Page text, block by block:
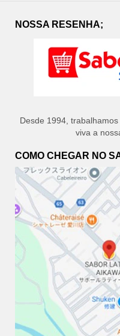
NOSSA RESENHA;
Desde 1994,
viva a
COMO CHEGAR NO